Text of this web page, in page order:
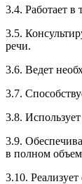
3.4. Работает в
3.5.
речи.
3.6. Ведет
3.7.
3.8.
3.9.
в полном
3.10.